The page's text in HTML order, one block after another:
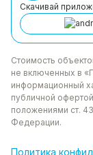
Скачивай
Стоимость
не включенных в
информационный
публичной
положениями ст.
Федерации.
Политика